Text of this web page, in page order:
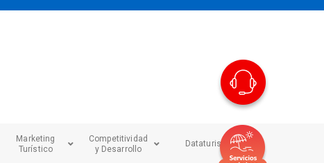
Marketing
Turístico
Competitividad
y Desarrollo
Dataturismo